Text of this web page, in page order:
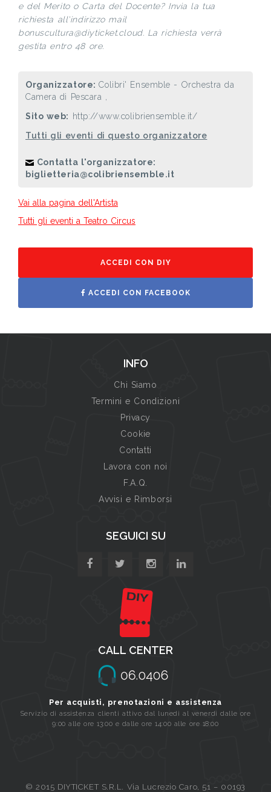
e del Merito o Carta del Docente? Invia la tua
richiesta all'indirizzo mail
bonuscultura@diyticket.cloud. La richiesta verrà
gestita entro 48 ore.
Organizzatore:Colibri' Ensemble - Orchestra da
Camera di Pescara ,
Sito web:
http://www.colibriensemble.it/
Tutti gli eventi di questo organizzatore
Contatta l'organizzatore:
biglietteria@colibriensemble.it
Vai alla pagina dell'Artista
Tutti gli eventi a Teatro Circus
ACCEDI CON DIY
ACCEDI CON FACEBOOK
INFO
Chi Siamo
Termini e Condizioni
Privacy
Cookie
Contatti
Lavora con noi
F.A.Q.
Avvisi e Rimborsi
SEGUICI SU
CALL CENTER
Per acquisti, prenotazioni e assistenza
Servizio di assistenza clienti attivo dal lunedi al venerdi dalle ore
9:00 alle ore 13:00 e dalle ore 14:00 alle ore 18:00
© 2015 DIYTICKET S.R.L. Via Lucrezio Caro, 51 – 00193